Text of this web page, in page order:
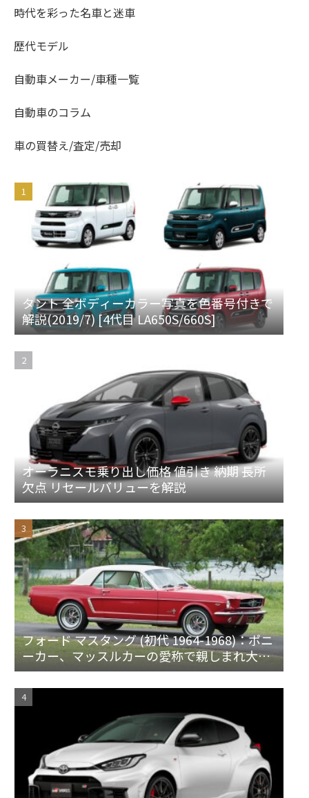
時代を彩った名車と迷車
歴代モデル
自動車メーカー/車種一覧
自動車のコラム
車の買替え/査定/売却
タント 全ボディーカラー写真を色番号付きで
解説(2019/7) [4代目 LA650S/660S]
オーラニスモ乗り出し価格 値引き 納期 長所
欠点 リセールバリューを解説
フォード マスタング (初代 1964-1968)：ポニ
ーカー、マッスルカーの愛称で親しまれ大ヒ
ット